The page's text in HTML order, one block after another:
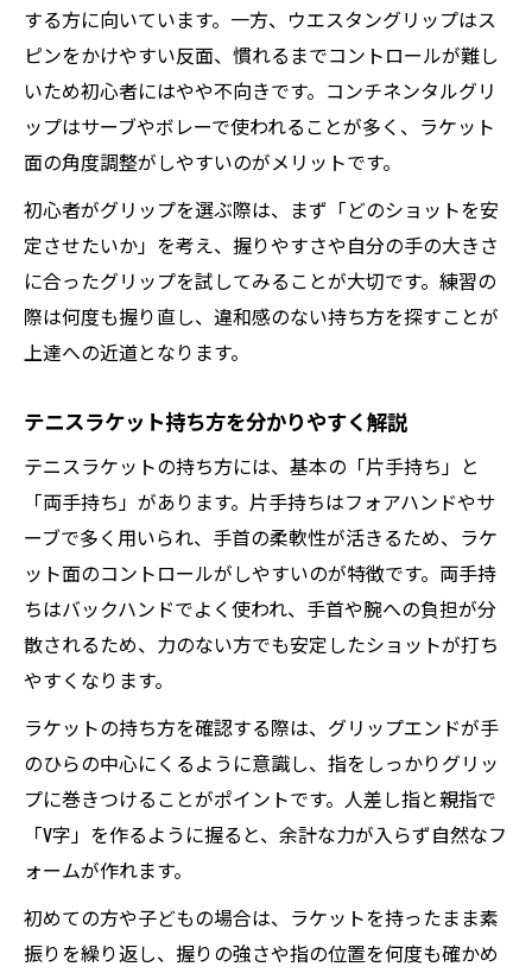
する方に向いています。一方、ウエスタングリップはス
ピンをかけやすい反面、慣れるまでコントロールが難し
いため初心者にはやや不向きです。コンチネンタルグリ
ップはサーブやボレーで使われることが多く、ラケット
面の角度調整がしやすいのがメリットです。
初心者がグリップを選ぶ際は、まず「どのショットを安
定させたいか」を考え、握りやすさや自分の手の大きさ
に合ったグリップを試してみることが大切です。練習の
際は何度も握り直し、違和感のない持ち方を探すことが
上達への近道となります。
テニスラケット持ち方を分かりやすく解説
テニスラケットの持ち方には、基本の「片手持ち」と
「両手持ち」があります。片手持ちはフォアハンドやサ
ーブで多く用いられ、手首の柔軟性が活きるため、ラケ
ット面のコントロールがしやすいのが特徴です。両手持
ちはバックハンドでよく使われ、手首や腕への負担が分
散されるため、力のない方でも安定したショットが打ち
やすくなります。
ラケットの持ち方を確認する際は、グリップエンドが手
のひらの中心にくるように意識し、指をしっかりグリッ
プに巻きつけることがポイントです。人差し指と親指で
「V字」を作るように握ると、余計な力が入らず自然なフ
ォームが作れます。
初めての方や子どもの場合は、ラケットを持ったまま素
振りを繰り返し、握りの強さや指の位置を何度も確かめ